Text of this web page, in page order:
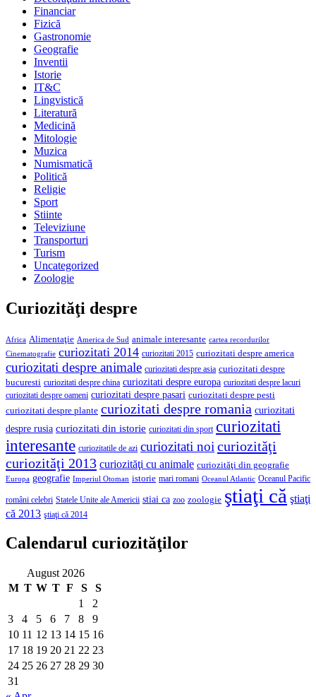
Financiar
Fizică
Gastronomie
Geografie
Inventii
Istorie
IT&C
Lingvistică
Literatură
Medicină
Mitologie
Muzica
Numismatică
Politică
Religie
Sport
Stiinte
Televiziune
Transporturi
Turism
Uncategorized
Zoologie
Curiozităţi despre
Africa Alimentaţie America de Sud animale interesante cartea recordurilor
Cinematografie curiozitati 2014 curiozitati 2015 curiozitati despre america
curiozitati despre animale curiozitati despre asia curiozitati despre
bucuresti curiozitati despre china curiozitati despre europa curiozitati despre lacuri
curiozitati despre oameni curiozitati despre pasari curiozitati despre pesti
curiozitati despre plante curiozitati despre romania curiozitati
despre rusia curiozitati din istorie curiozitati din sport curiozitati
interesante curiozitatile de azi curiozitati noi curiozităţi
curiozităţi 2013 curiozităţi cu animale curiozităţi din geografie
Europa geografie Imperiul Otoman istorie mari romani Oceanul Atlantic Oceanul Pacific
români celebri Statele Unite ale Americii stiai ca zoo zoologie ştiaţi că ştiaţi
că 2013 ştiaţi că 2014
Calendarul curiozităţilor
August 2026
M T W T F S
S
1
2
3
4 5 6 7 8
9
10 11 12 13 14 15 16
17 18 19 20 21 22 23
24 25 26 27 28 29 30
31